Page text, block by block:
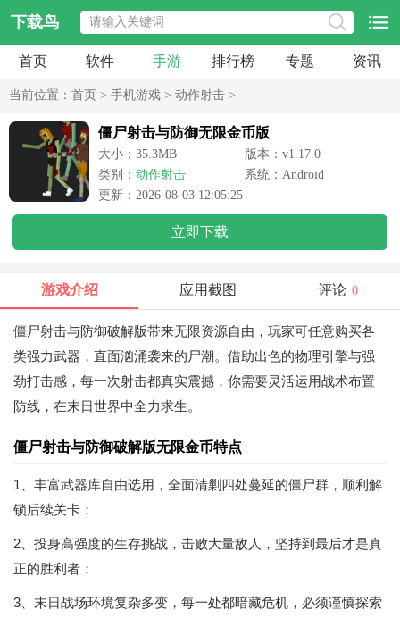
下载鸟
首页 软件 手游 排行榜 专题 资讯
当前位置： 首页 > 手机游戏 > 动作射击 >
僵尸射击与防御无限金币版
大小：35.3MB
版本：v1.17.0
类别： 动作射击
系统：Android
更新：2026-08-03 12:05:25
立即下载
游戏介绍 应用截图 评论 0
僵尸射击与防御破解版带来无限资源自由，玩家可任意购买各
类强力武器，直面汹涌袭来的尸潮。借助出色的物理引擎与强
劲打击感，每一次射击都真实震撼，你需要灵活运用战术布置
防线，在末日世界中全力求生。
僵尸射击与防御破解版无限金币特点
1、丰富武器库自由选用，全面清剿四处蔓延的僵尸群，顺利解
锁后续关卡；
2、投身高强度的生存挑战，击败大量敌人，坚持到最后才是真
正的胜利者；
3、末日战场环境复杂多变，每一处都暗藏危机，必须谨慎探索